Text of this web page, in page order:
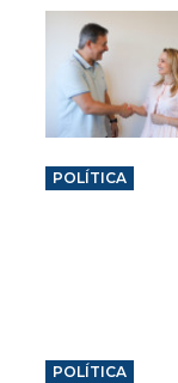
POLÍTICA
POLÍTICA